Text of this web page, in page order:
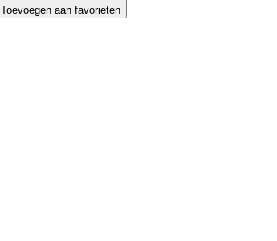
Toevoegen aan favorieten